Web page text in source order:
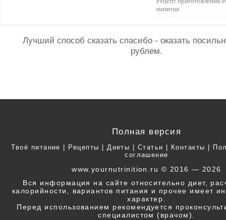
напитка
Лучший способ сказать спасибо - оказать
рублем.
Полная версия
Твоё питание Рецепты |Диеты Статьи Контакты
соглашение
www.yournutrinition.ru © 2016 — 2026
Вся информация на сайте относительно диет,
калорийности, вариантов питания и прочее имеет
характер.
Перед использованием рекомендуется
специалистом (врачом).